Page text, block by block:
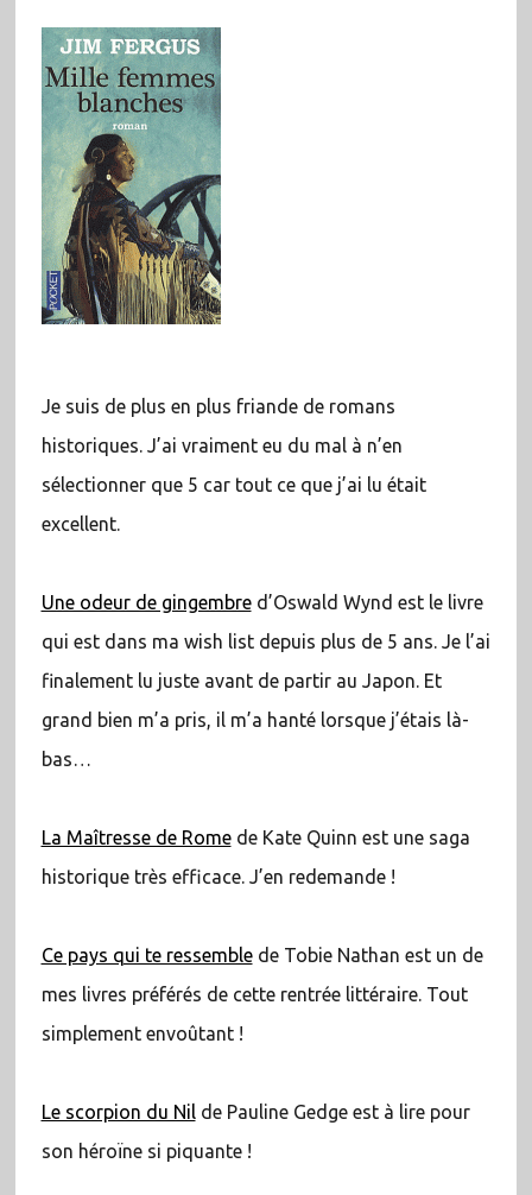
Je suis de plus en plus friande de romans
historiques. J’ai vraiment eu du mal à n’en
sélectionner que 5 car tout ce que j’ai lu était
excellent.
Une odeur de gingembred’Oswald Wynd est le livre
qui est dans ma wish list depuis plus de 5 ans. Je l’ai
finalement lu juste avant de partir au Japon. Et
grand bien m’a pris, il m’a hanté lorsque j’étais là-
bas…
La Maîtresse de Romede Kate Quinn est une saga
historique très efficace. J’en redemande !
Ce pays qui te ressemblede Tobie Nathan est un de
mes livres préférés de cette rentrée littéraire. Tout
simplement envoûtant !
Le scorpion du Nilde Pauline Gedge est à lire pour
son héroïne si piquante !